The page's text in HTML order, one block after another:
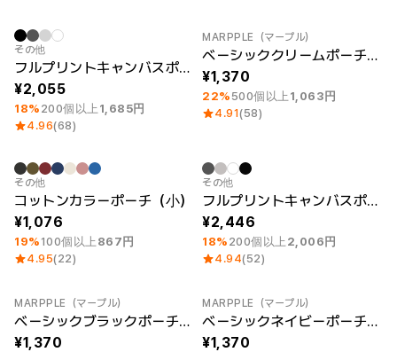
最小注文数量 1個
その他
フルプリントキャンバスポーチ（M）
2,055
18% 200個以上 1,685円
4.96(68)
MARPPLE（マープル）
ベーシッククリームポーチ（L）
1,370
22% 500個以上 1,063円
4.91(58)
最小注文数量 1個
その他
コットンカラーポーチ（小）
1,076
19% 100個以上 867円
4.95(22)
最小注文数量 1個
その他
フルプリントキャンバスポーチ（L）
2,446
18% 200個以上 2,006円
4.94(52)
最小注文数量 1個
MARPPLE（マープル）
ベーシックブラックポーチ（L）
1,370
最小注文数量 1個
MARPPLE（マープル）
ベーシックネイビーポーチ（L）
1,370